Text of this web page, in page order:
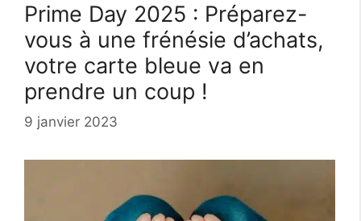
Prime Day 2025 : Préparez-
vous à une frénésie d’achats,
votre carte bleue va en
prendre un coup !
9 janvier 2023